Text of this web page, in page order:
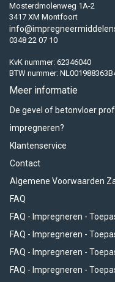
Mosterdmolenweg 1A-2
3417 XM Montfoort
0348 22 07 10
KvK nummer: 62346040
BTW nummer:
Meer informatie
De gevel of betonvloer
impregneren?
Klantenservice
Contact
Algemene Voorwaarden
FAQ
FAQ - Impregneren -
FAQ - Impregneren -
FAQ - Impregneren -
FAQ - Impregneren -